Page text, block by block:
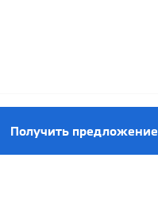
Получить предложение